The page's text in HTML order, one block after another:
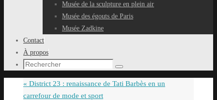
Musée de la sculpture en plein air
Musée des égouts de Paris
Musée Zadkine
Contact
À propos
Recherche
:
Rechercher
« District 23 : renaissance de Tati Barbès en un
carrefour de mode et sport